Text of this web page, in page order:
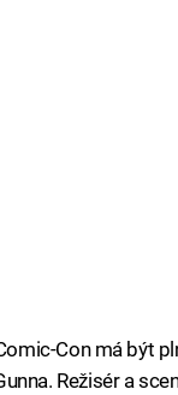
Con má být
Režisér a